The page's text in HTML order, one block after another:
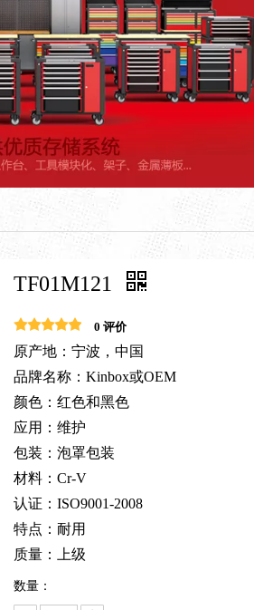
TF01M121
0 评价
原产地：宁波，中国
品牌名称：Kinbox或OEM
颜色：红色和黑色
应用：维护
包装：泡罩包装
材料：Cr-V
认证：ISO9001-2008
特点：耐用
质量：上级
数量：